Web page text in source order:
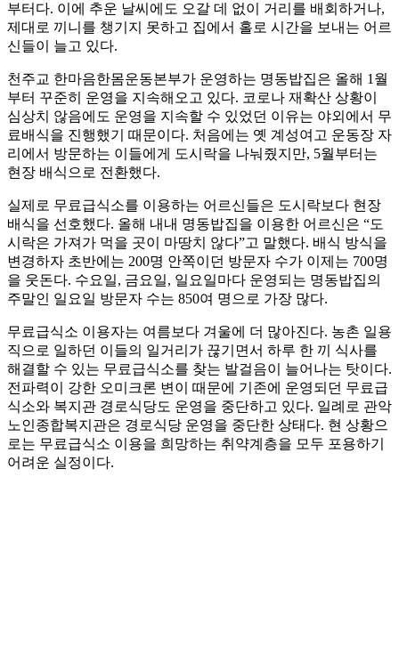
부터다. 이에 추운 날씨에도 오갈 데 없이 거리를 배회하거나,
제대로 끼니를 챙기지 못하고 집에서 홀로 시간을 보내는 어르
신들이 늘고 있다.
천주교 한마음한몸운동본부가 운영하는 명동밥집은 올해 1월
부터 꾸준히 운영을 지속해오고 있다. 코로나 재확산 상황이
심상치 않음에도 운영을 지속할 수 있었던 이유는 야외에서 무
료배식을 진행했기 때문이다. 처음에는 옛 계성여고 운동장 자
리에서 방문하는 이들에게 도시락을 나눠줬지만, 5월부터는
현장 배식으로 전환했다.
실제로 무료급식소를 이용하는 어르신들은 도시락보다 현장
배식을 선호했다. 올해 내내 명동밥집을 이용한 어르신은 “도
시락은 가져가 먹을 곳이 마땅치 않다”고 말했다. 배식 방식을
변경하자 초반에는 200명 안쪽이던 방문자 수가 이제는 700명
을 웃돈다. 수요일, 금요일, 일요일마다 운영되는 명동밥집의
주말인 일요일 방문자 수는 850여 명으로 가장 많다.
무료급식소 이용자는 여름보다 겨울에 더 많아진다. 농촌 일용
직으로 일하던 이들의 일거리가 끊기면서 하루 한 끼 식사를
해결할 수 있는 무료급식소를 찾는 발걸음이 늘어나는 탓이다.
전파력이 강한 오미크론 변이 때문에 기존에 운영되던 무료급
식소와 복지관 경로식당도 운영을 중단하고 있다. 일례로 관악
노인종합복지관은 경로식당 운영을 중단한 상태다. 현 상황으
로는 무료급식소 이용을 희망하는 취약계층을 모두 포용하기
어려운 실정이다.